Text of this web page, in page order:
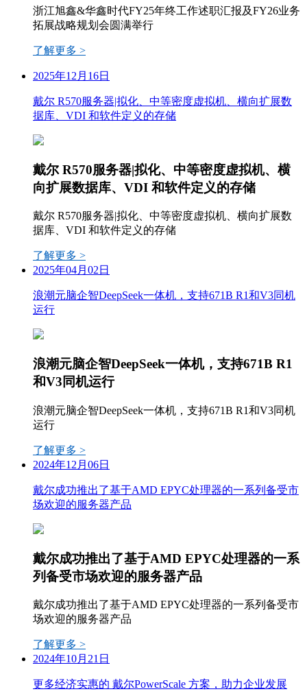
浙江旭鑫&华鑫时代FY25年终工作述职汇报及FY26业务
拓展战略规划会圆满举行
了解更多 >
2025年12月16日
戴尔 R570服务器|拟化、中等密度虚拟机、横向扩展数
据库、VDI 和软件定义的存储
戴尔 R570服务器|拟化、中等密度虚拟机、横
向扩展数据库、VDI 和软件定义的存储
戴尔 R570服务器|拟化、中等密度虚拟机、横向扩展数
据库、VDI 和软件定义的存储
了解更多 >
2025年04月02日
浪潮元脑企智DeepSeek一体机，支持671B R1和V3同机
运行
浪潮元脑企智DeepSeek一体机，支持671B R1
和V3同机运行
浪潮元脑企智DeepSeek一体机，支持671B R1和V3同机
运行
了解更多 >
2024年12月06日
戴尔成功推出了基于AMD EPYC处理器的一系列备受市
场欢迎的服务器产品
戴尔成功推出了基于AMD EPYC处理器的一系
列备受市场欢迎的服务器产品
戴尔成功推出了基于AMD EPYC处理器的一系列备受市
场欢迎的服务器产品
了解更多 >
2024年10月21日
更多经济实惠的 戴尔PowerScale 方案，助力企业发展